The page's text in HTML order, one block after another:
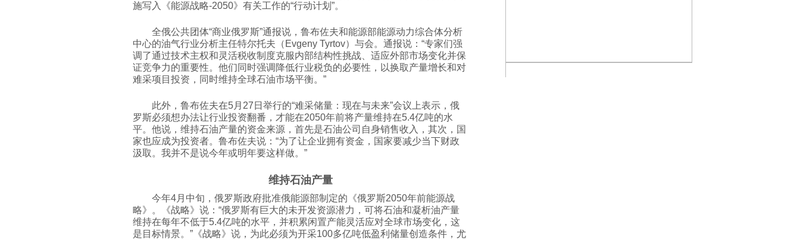
施写入《能源战略-2050》有关工作的“行动计划”。
全俄公共团体“商业俄罗斯”通报说，鲁布佐夫和能源部能源动力综合体分析
中心的油气行业分析主任特尔托夫（Evgeny Tyrtov）与会。通报说：“专家们强
调了通过技术主权和灵活税收制度克服内部结构性挑战、适应外部市场变化并保
证竞争力的重要性。他们同时强调降低行业税负的必要性，以换取产量增长和对
难采项目投资，同时维持全球石油市场平衡。”
此外，鲁布佐夫在5月27日举行的“难采储量：现在与未来”会议上表示，俄
罗斯必须想办法让行业投资翻番，才能在2050年前将产量维持在5.4亿吨的水
平。他说，维持石油产量的资金来源，首先是石油公司自身销售收入，其次，国
家也应成为投资者。鲁布佐夫说：“为了让企业拥有资金，国家要减少当下财政
汲取。我并不是说今年或明年要这样做。”
维持石油产量
今年4月中旬，俄罗斯政府批准俄能源部制定的《俄罗斯2050年前能源战
略》。《战略》说：“俄罗斯有巨大的未开发资源潜力，可将石油和凝析油产量
维持在每年不低于5.4亿吨的水平，并积累闲置产能灵活应对全球市场变化，这
是目标情景。”《战略》说，为此必须为开采100多亿吨低盈利储量创造条件，尤